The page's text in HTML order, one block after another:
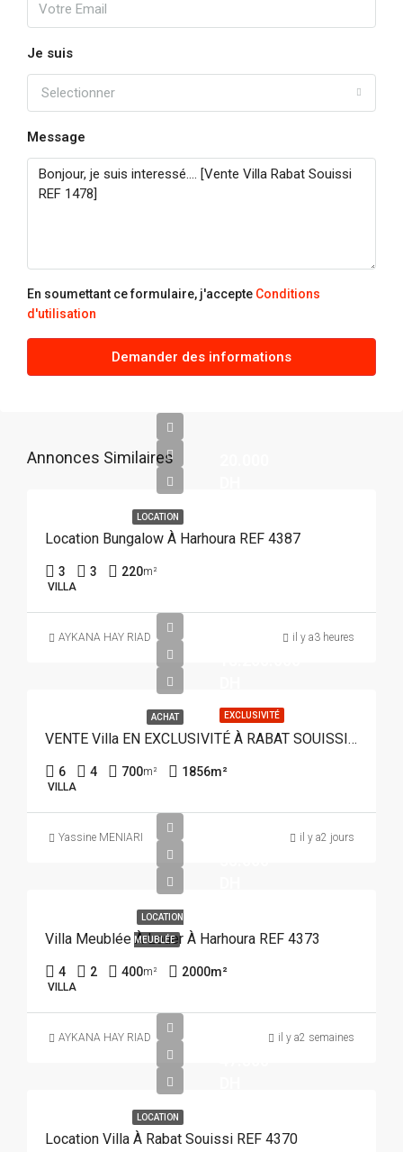
Je suis
Selectionner
Message
En soumettant ce formulaire, j'accepte Conditions
d'utilisation
Demander des informations
Annonces Similaires
LOCATION
Location Bungalow À Harhoura REF 4387
3 3 220m²
VILLA
AYKANA HAY RIAD il y a3 heures
EXCLUSIVITÉ
ACHAT
VENTE Villa EN EXCLUSIVITÉ À RABAT SOUISSI REF 4382
6 4 700m² 1856m²
VILLA
Yassine MENIARI il y a2 jours
LOCATION
MEUBLÉE
Villa Meublée À Louer À Harhoura REF 4373
4 2 400m² 2000m²
VILLA
AYKANA HAY RIAD il y a2 semaines
LOCATION
Location Villa À Rabat Souissi REF 4370